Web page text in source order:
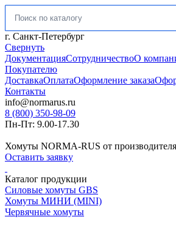
Искать:
г. Санкт-Петербург
Свернуть
ДокументацияСотрудничествоО
Покупателю
ДоставкаОплатаОформление заказа
Контакты
info@normarus.ru
8 (800) 350-98-09
Пн-Пт: 9.00-17.30
Хомуты NORMA-RUS от производителя
Оставить заявку
Каталог продукции
Силовые хомуты GBS
Хомуты МИНИ (MINI)
Червячные хомуты